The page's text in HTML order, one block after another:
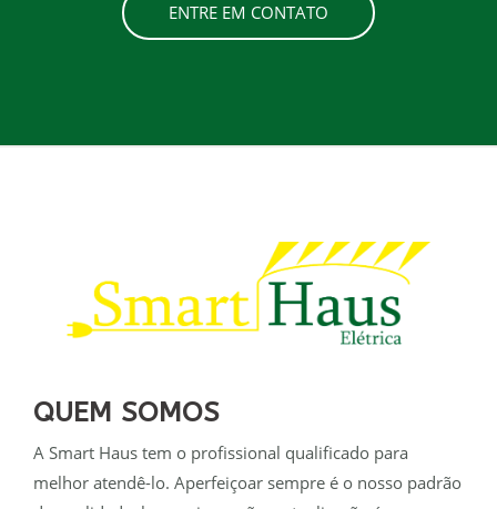
ENTRE EM CONTATO
QUEM SOMOS
A Smart Haus tem o profissional qualificado para
melhor atendê-lo. Aperfeiçoar sempre é o nosso padrão